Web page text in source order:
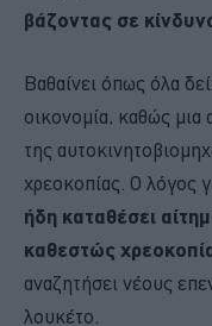
βάζοντας σε
Βαθαίνει όπως όλα
οικονομία, καθώς μια
της
χρεοκοπίας. Ο λόγος
ήδη καταθέσει
καθεστώς
αναζητήσει νέους
λουκέτο.